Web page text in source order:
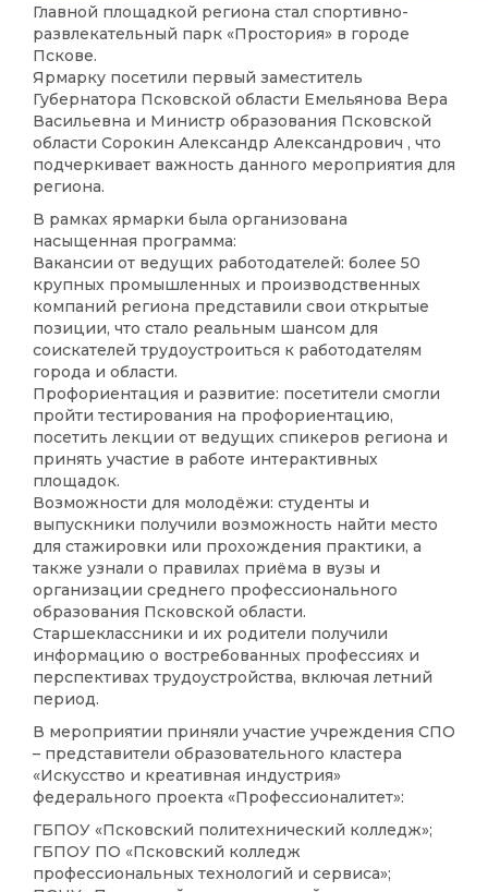
Главной площадкой региона стал спортивно-
развлекательный парк «Простория» в городе
Пскове.
Ярмарку посетили первый заместитель
Губернатора Псковской области Емельянова Вера
Васильевна и Министр образования Псковской
области Сорокин Александр Александрович , что
подчеркивает важность данного мероприятия для
региона.
В рамках ярмарки была организована
насыщенная программа:
Вакансии от ведущих работодателей: более 50
крупных промышленных и производственных
компаний региона представили свои открытые
позиции, что стало реальным шансом для
соискателей трудоустроиться к работодателям
города и области.
Профориентация и развитие: посетители смогли
пройти тестирования на профориентацию,
посетить лекции от ведущих спикеров региона и
принять участие в работе интерактивных
площадок.
Возможности для молодёжи: студенты и
выпускники получили возможность найти место
для стажировки или прохождения практики, а
также узнали о правилах приёма в вузы и
организации среднего профессионального
образования Псковской области.
Старшеклассники и их родители получили
информацию о востребованных профессиях и
перспективах трудоустройства, включая летний
период.
В мероприятии приняли участие учреждения СПО
– представители образовательного кластера
«Искусство и креативная индустрия»
федерального проекта «Профессионалитет»:
ГБПОУ «Псковский политехнический колледж»;
ГБПОУ ПО «Псковский колледж
профессиональных технологий и сервиса»;